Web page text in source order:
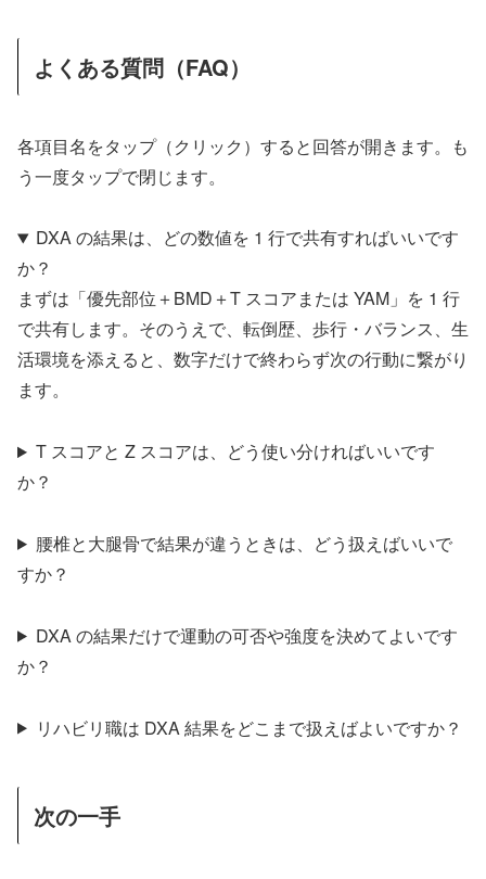
よくある質問（FAQ）
各項目名をタップ（クリック）すると回答が開きます。も
う一度タップで閉じます。
DXA の結果は、どの数値を 1 行で共有すればいいです
か？
まずは「優先部位＋BMD＋T スコアまたは YAM」を 1 行
で共有します。そのうえで、転倒歴、歩行・バランス、生
活環境を添えると、数字だけで終わらず次の行動に繋がり
ます。
T スコアと Z スコアは、どう使い分ければいいです
か？
腰椎と大腿骨で結果が違うときは、どう扱えばいいで
すか？
DXA の結果だけで運動の可否や強度を決めてよいです
か？
リハビリ職は DXA 結果をどこまで扱えばよいですか？
次の一手